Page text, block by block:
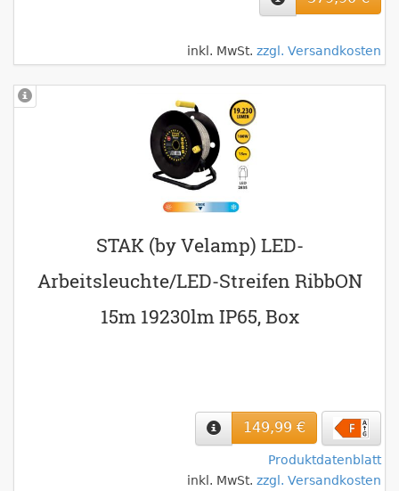
inkl. MwSt. zzgl. Versandkosten
STAK (by Velamp) LED-
Arbeitsleuchte/LED-Streifen RibbON
15m 19230lm IP65, Box
149,99 €
Produktdatenblatt
inkl. MwSt. zzgl. Versandkosten